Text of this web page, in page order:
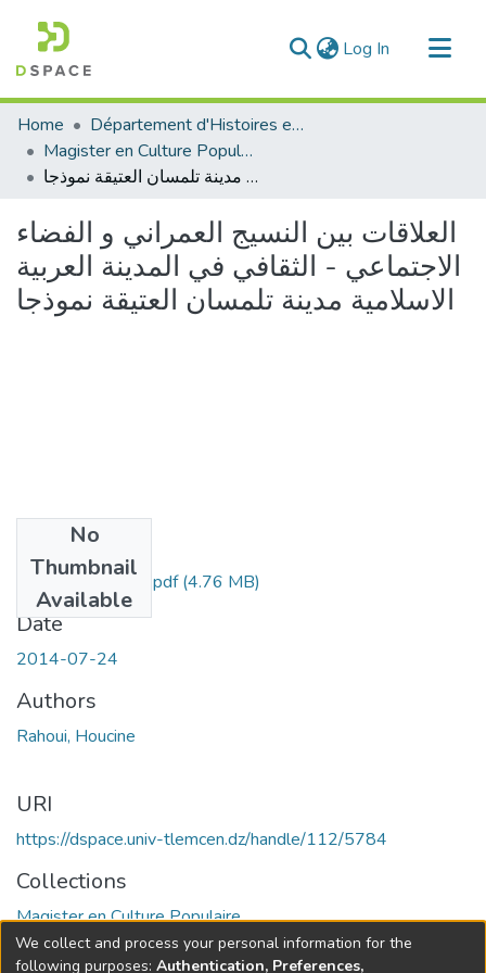
Log In (current)
Communities & Collections
All of DSpace
Statistics
Home
Département d'Histoires et Arts
Magister en Culture Populaire
العلاقات بين النسيج العمراني و الفضاء الاجتماعي - الثقافي في المدينة العربية الاسلامية مدينة تلمسان العتيقة نموذجا
العلاقات بين النسيج العمراني و الفضاء
الاجتماعي - الثقافي في المدينة العربية
الاسلامية مدينة تلمسان العتيقة نموذجا
No
Thumbnail
Available
RAHOUI Houcine.pdf(4.76 MB)
Date
2014-07-24
Authors
Rahoui, Houcine
URI
https://dspace.univ-tlemcen.dz/handle/112/5784
Collections
Magister en Culture Populaire
Full item page
We collect and process your personal information for the
following purposes: Authentication, Preferences,